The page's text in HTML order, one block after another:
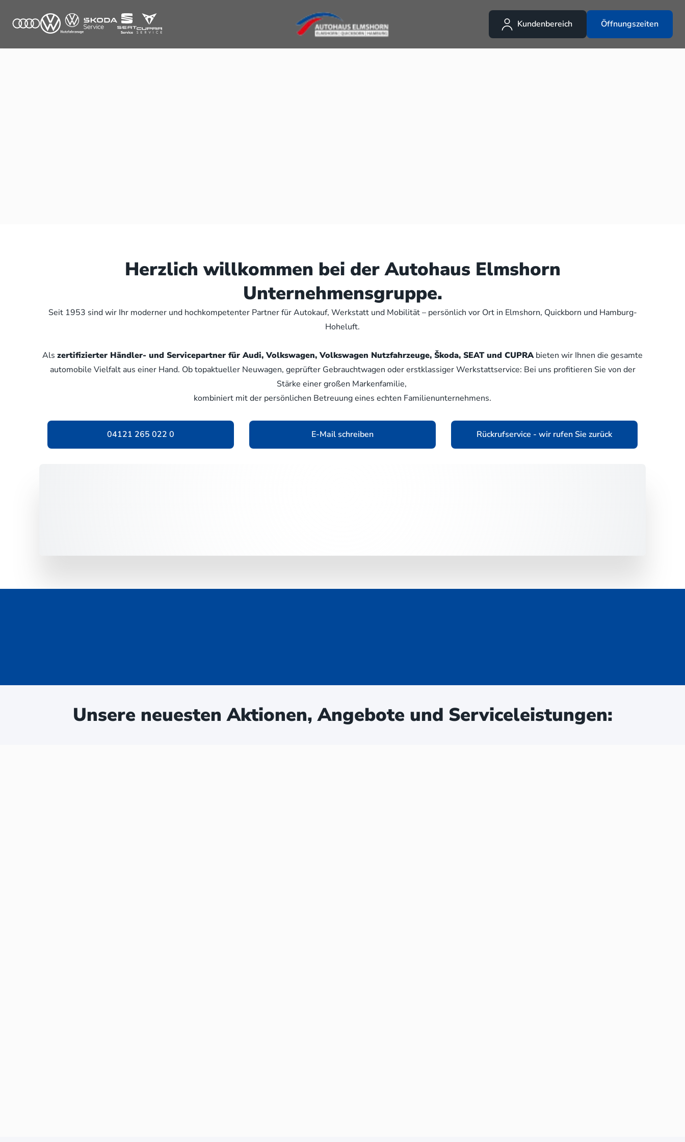
Kundenbereich Öffnungszeiten
Herzlich willkommen bei der Autohaus Elmshorn
Unternehmensgruppe.
Seit 1953 sind wir Ihr moderner und hochkompetenter Partner für Autokauf, Werkstatt und Mobilität – persönlich vor Ort in Elmshorn, Quickborn und Hamburg-
Hoheluft.
Als zertifizierter Händler- und Servicepartner für Audi, Volkswagen, Volkswagen Nutzfahrzeuge, Škoda, SEAT und CUPRAbieten wir Ihnen die gesamte
automobile Vielfalt aus einer Hand. Ob topaktueller Neuwagen, geprüfter Gebrauchtwagen oder erstklassiger Werkstattservice: Bei uns profitieren Sie von der
Stärke einer großen Markenfamilie,
kombiniert mit der persönlichen Betreuung eines echten Familienunternehmens.
04121 265 022 0 E-Mail schreiben Rückrufservice - wir rufen Sie zurück
Unsere neuesten Aktionen, Angebote und Serviceleistungen: